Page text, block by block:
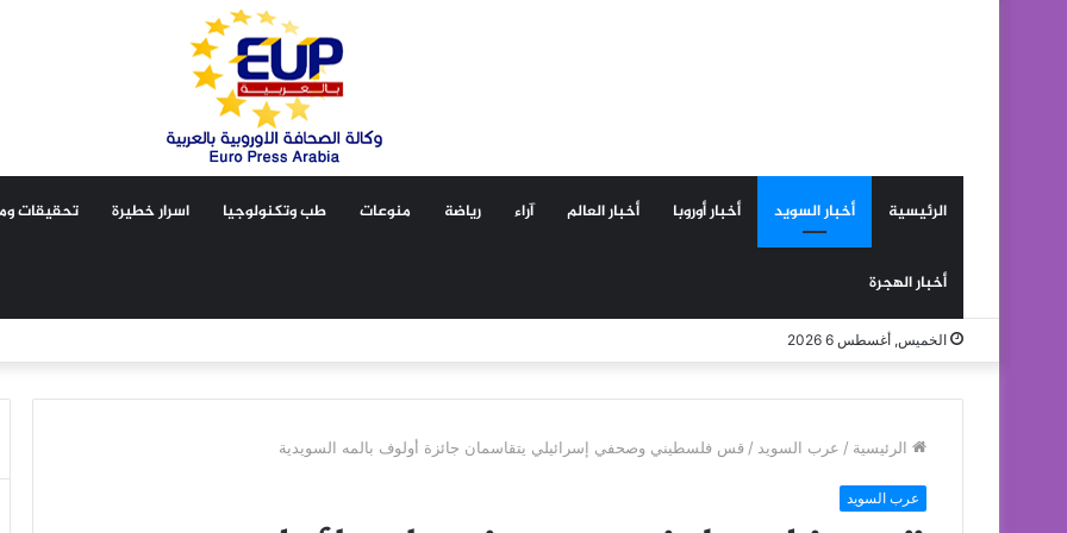
الرئيسية أخبار السويد أخبار أوروبا أخبار العالم آراء رياضة منوعات طب وتكنولوجيا اسرار خطيرة تحقيقات
أخبار الهجرة
الخميس, أغسطس 6 2026
الرئيسية / عرب السويد / قس فلسطيني وصحفي إسرائيلي يتقاسمان جائزة أولوف بالمه السويدية
عرب السويد